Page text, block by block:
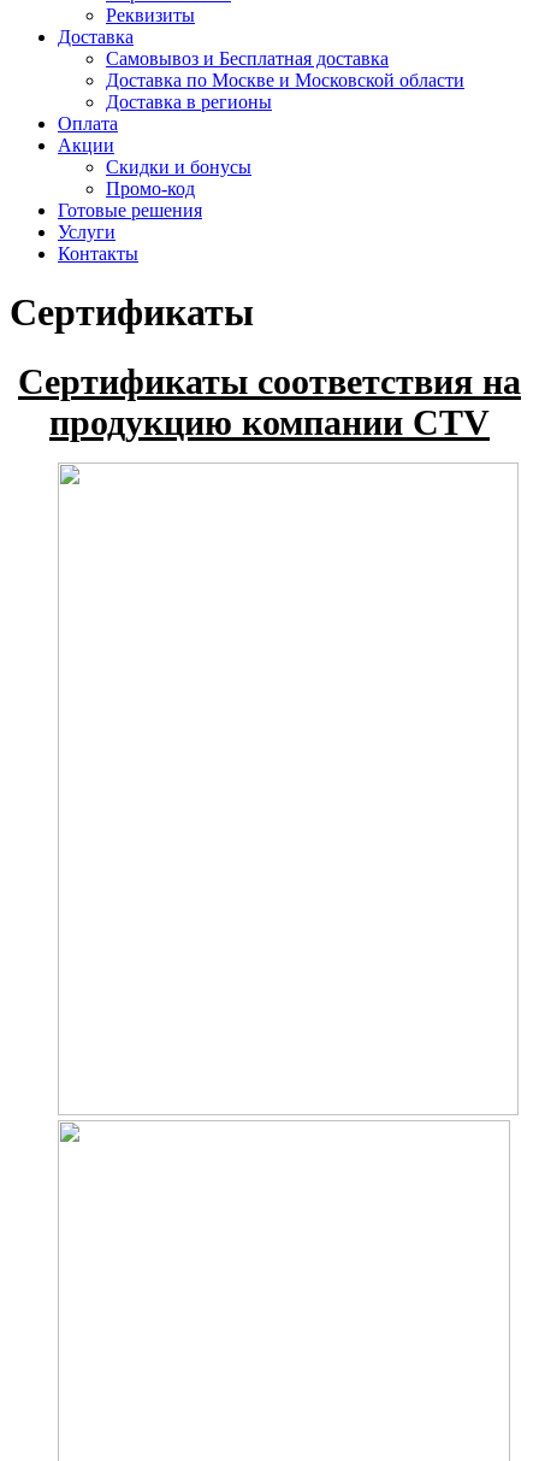
Реквизиты
Доставка
Самовывоз и Бесплатная доставка
Доставка по Москве и Московской области
Доставка в регионы
Оплата
Акции
Скидки и бонусы
Промо-код
Готовые решения
Услуги
Контакты
Сертификаты
Сертификаты соответствия на
продукцию компании CTV